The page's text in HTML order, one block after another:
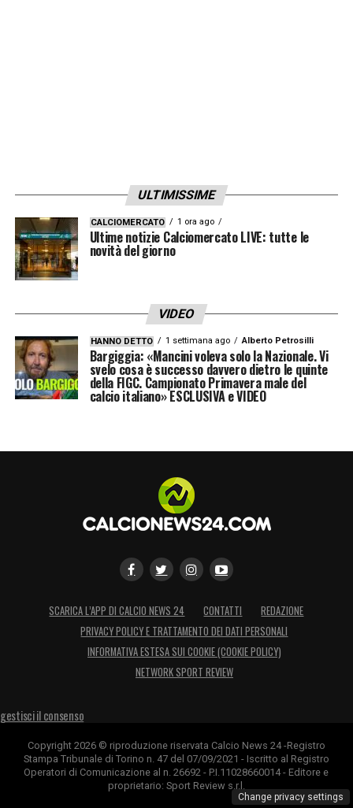
ULTIMISSIME
CALCIOMERCATO 1 ora ago
Ultime notizie Calciomercato LIVE: tutte le
novità del giorno
VIDEO
HANNO DETTO 1 settimana ago Alberto Petrosilli
Bargiggia: «Mancini voleva solo la Nazionale. Vi
svelo cosa è successo davvero dietro le quinte
della FIGC. Campionato Primavera male del
calcio italiano» ESCLUSIVA e VIDEO
SCARICA L’APP DI CALCIO NEWS 24 CONTATTI
REDAZIONE
PRIVACY POLICY E TRATTAMENTO DEI DATI PERSONALI
INFORMATIVA ESTESA SUI COOKIE (COOKIE POLICY)
NETWORK SPORT REVIEW
gestisci il consenso
Copyright 2026 © riproduzione riservata Calcio News 24 -Registro
Stampa Tribunale di Torino n. 47 del 07/09/2021 - Iscritto al Registro
Operatori di Comunicazione al n. 26692 - P.I.11028660014 - Editore e
proprietario: Sport Review s.r.l.
Change privacy settings